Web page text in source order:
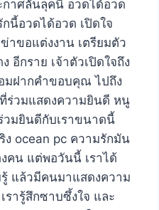
กาศลั่นลุคนี้ อวดได้อวด
นี้อวดได้อวด เปิดใจ
าขอแต่งงาน เตรียมตัว
อีกราย เจ้าตัวเปิดใจถึง
มฝากคำขอบคุณ ไปถึง
ร่วมแสดงความยินดี หนู
วมยินดีกับเราขนาดนี้
ง ocean pc ความรักมัน
งคน แต่พอวันนี้ เราได้
แล้วมีคนมาแสดงความ
รารู้สึกซาบซึ้งใจ และ